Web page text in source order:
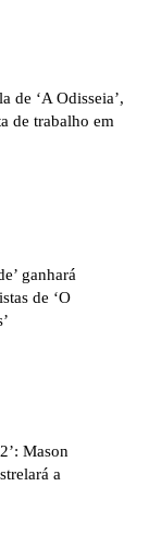
de ‘A Odisseia’,
de trabalho em
ganhará
de ‘O
Mason
a